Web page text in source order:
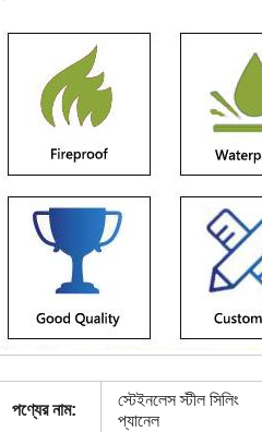
পণ্যের নাম:
স্টেইনলেস স্টীল সিলিং
প্যানেল